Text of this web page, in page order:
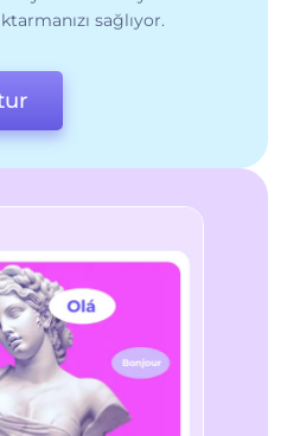
sağlıyor.